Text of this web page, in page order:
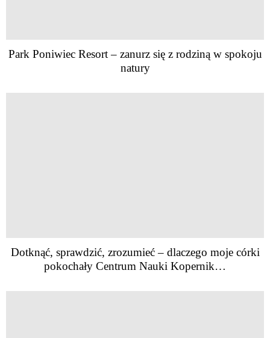
Park Poniwiec Resort – zanurz się z rodziną w spokoju
natury
Dotknąć, sprawdzić, zrozumieć – dlaczego moje córki
pokochały Centrum Nauki Kopernik…